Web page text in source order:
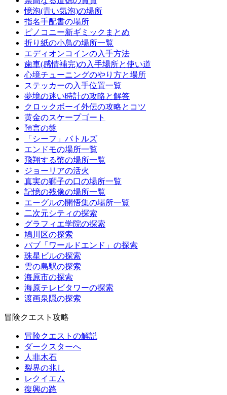
憶泡(青い気泡)の場所
指名手配書の場所
ピノコニー新ギミックまとめ
折り紙の小鳥の場所一覧
エディオンコインの入手方法
歯車(感情補完)の入手場所と使い道
心境チューニングのやり方と場所
ステッカーの入手位置一覧
夢境の迷い時計の攻略と解答
クロックボーイ外伝の攻略とコツ
黄金のスケープゴート
預言の盤
「シーフ」バトルズ
エンドモの場所一覧
飛翔する幣の場所一覧
ジョーリアの活火
真実の獅子の口の場所一覧
記憶の残像の場所一覧
エーグルの開悟集の場所一覧
二次元シティの探索
グラフィエ学院の探索
鳩川区の探索
パブ「ワールドエンド」の探索
珠星ビルの探索
雲の島駅の探索
海原市の探索
海原テレビタワーの探索
渡画泉隠の探索
冒険クエスト攻略
冒険クエストの解説
ダークスターへ
人非木石
裂界の兆し
レクイエム
復興の路